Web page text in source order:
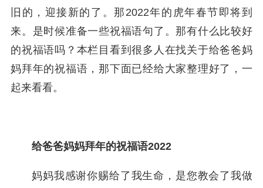
旧的，迎接新的了。那2022年的虎年春节即将到
来。是时候准备一些祝福语句了。那有什么比较好
的祝福语吗？本栏目看到很多人在找关于给爸爸妈
妈拜年的祝福语，那下面已经给大家整理好了，一
起来看看。
给爸爸妈妈拜年的祝福语2022
妈妈我感谢你赐给了我生命，是您教会了我做